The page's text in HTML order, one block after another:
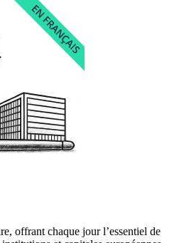
offrant chaque jour l’essentiel de